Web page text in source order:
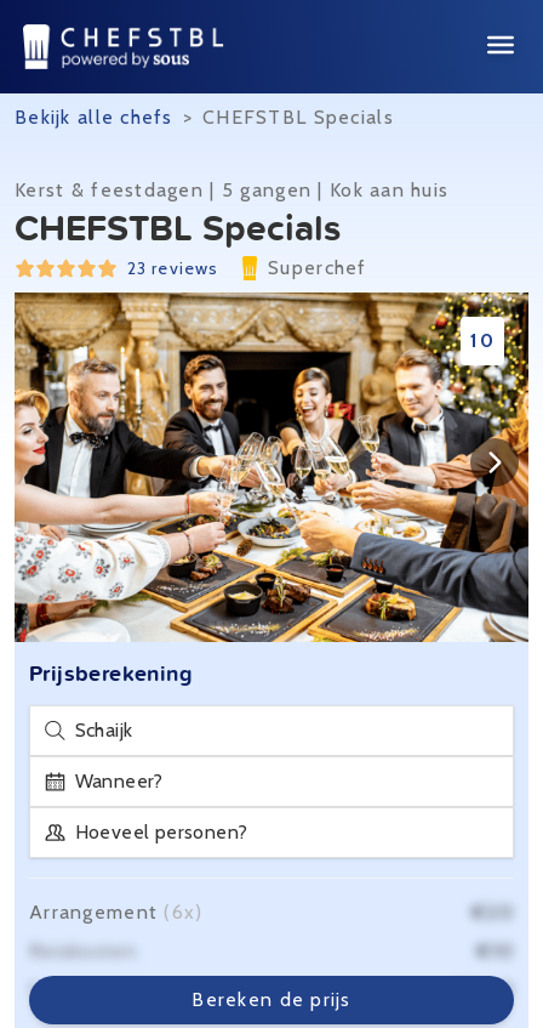
Bekijk alle chefs > CHEFSTBL Specials
Kerst & feestdagen | 5 gangen | Kok aan huis
CHEFSTBL Specials
23 reviews Superchef
10
Prijsberekening
Schaijk
Wanneer?
Hoeveel personen?
Bereken de prijs
Arrangement (6x)
€20
Reiskosten
€10
Servicekosten
€6,40